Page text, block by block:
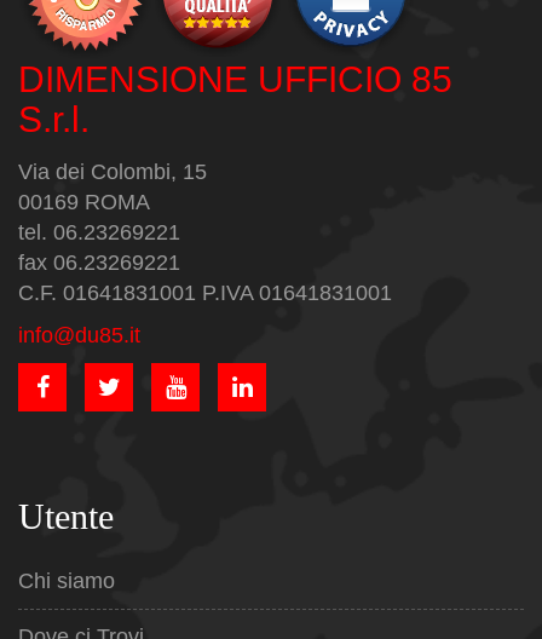
DIMENSIONE UFFICIO 85
S.r.l.
Via dei Colombi, 15
00169 ROMA
tel. 06.23269221
fax 06.23269221
C.F. 01641831001 P.IVA 01641831001
info@du85.it
Utente
Chi siamo